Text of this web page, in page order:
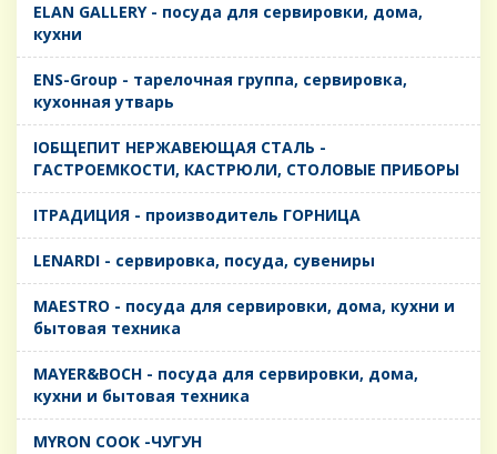
ELAN GALLERY - посуда для сервировки, дома,
кухни
ENS-Group - тарелочная группа, сервировка,
кухонная утварь
IОБЩЕПИТ НЕРЖАВЕЮЩАЯ СТАЛЬ -
ГАСТРОЕМКОСТИ, КАСТРЮЛИ, СТОЛОВЫЕ ПРИБОРЫ
IТРАДИЦИЯ - производитель ГОРНИЦА
LENARDI - сервировка, посуда, сувениры
MAESTRO - посуда для сервировки, дома, кухни и
бытовая техника
MAYER&BOCH - посуда для сервировки, дома,
кухни и бытовая техника
MYRON COOK -ЧУГУН